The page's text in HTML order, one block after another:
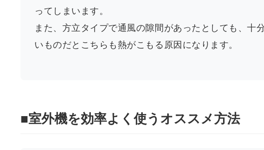
ってしまいます。
また、方立タイプで通風の隙間があったとしても、十
いものだとこちらも熱がこもる原因になります。
■室外機を効率よく使うオススメ方法